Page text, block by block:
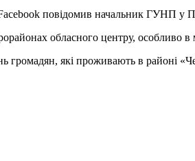
повідомив начальник ГУНП у
обласного центру, особливо
громадян, які проживають в районі